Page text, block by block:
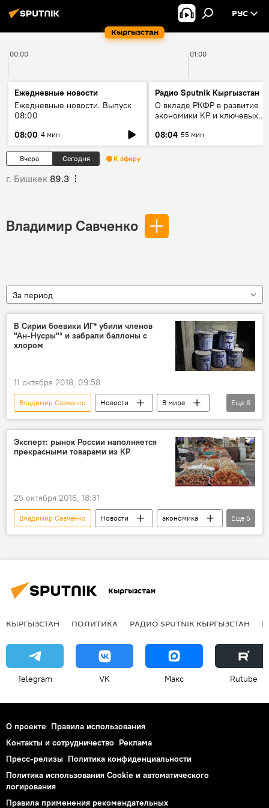
Кыргызстан
РУС
00:00 01:00
Ежедневные новости
Ежедневные новости. Выпуск
08:00
08:00 4 мин
Радио Sputnik Кыргызстан
О вкладе РКФР в развитие
экономики КР и ключевых
08:04 55 мин
Вчера Сегодня К эфиру
г. Бишкек 89.3
Владимир Савченко
За период
В Сирии боевики ИГ* убили членов
"Ан-Нусры"* и забрали баллоны с
хлором
11 октября 2018, 09:58
Владимир Савченко Новости
В мире
Происшествия
Пресс-дайджест
террористическая организация "Исламское государство"
Еще 8
Эксперт: рынок России наполняется
прекрасными товарами из КР
25 октября 2016, 18:31
Владимир Савченко Новости
экономика
В мире
рынки
Кыргызстан в ЕАЭС
Еще 5
Кыргызстан
КЫРГЫЗСТАН ПОЛИТИКА РАДИО SPUTNIK КЫРГЫЗСТАН
Telegram VK Макс Rutube
О проекте Правила использования
Контакты и сотрудничество Реклама
Пресс-релизы Политика конфиденциальности
Политика использования Cookie и автоматического
логирования
Правила применения рекомендательных